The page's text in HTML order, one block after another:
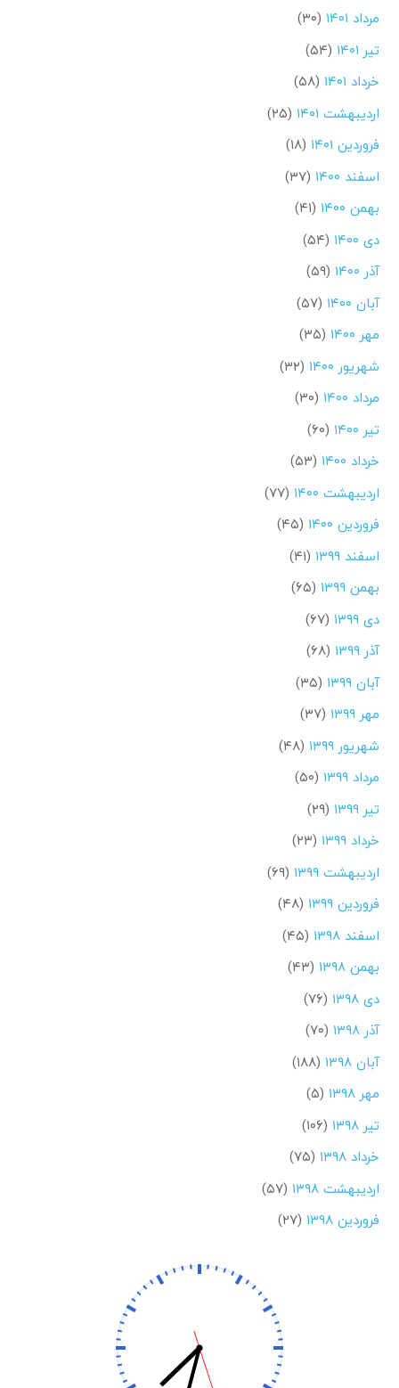
مرداد ۱۴۰۱
(۳۰)
تیر ۱۴۰۱
(۵۴)
خرداد ۱۴۰۱
(۵۸)
اردیبهشت ۱۴۰۱
(۲۵)
فروردین ۱۴۰۱
(۱۸)
اسفند ۱۴۰۰
(۳۷)
بهمن ۱۴۰۰
(۴۱)
دی ۱۴۰۰
(۵۴)
آذر ۱۴۰۰
(۵۹)
آبان ۱۴۰۰
(۵۷)
مهر ۱۴۰۰
(۳۵)
شهریور ۱۴۰۰
(۳۲)
مرداد ۱۴۰۰
(۳۰)
تیر ۱۴۰۰
(۶۰)
خرداد ۱۴۰۰
(۵۳)
اردیبهشت ۱۴۰۰
(۷۷)
فروردین ۱۴۰۰
(۴۵)
اسفند ۱۳۹۹
(۴۱)
بهمن ۱۳۹۹
(۶۵)
دی ۱۳۹۹
(۶۷)
آذر ۱۳۹۹
(۶۸)
آبان ۱۳۹۹
(۳۵)
مهر ۱۳۹۹
(۳۷)
شهریور ۱۳۹۹
(۴۸)
مرداد ۱۳۹۹
(۵۰)
تیر ۱۳۹۹
(۲۹)
خرداد ۱۳۹۹
(۲۳)
اردیبهشت ۱۳۹۹
(۶۹)
فروردین ۱۳۹۹
(۴۸)
اسفند ۱۳۹۸
(۴۵)
بهمن ۱۳۹۸
(۴۳)
دی ۱۳۹۸
(۷۶)
آذر ۱۳۹۸
(۷۰)
آبان ۱۳۹۸
(۱۸۸)
مهر ۱۳۹۸
(۵)
تیر ۱۳۹۸
(۱۰۶)
خرداد ۱۳۹۸
(۷۵)
اردیبهشت ۱۳۹۸
(۵۷)
فروردین ۱۳۹۸
(۲۷)